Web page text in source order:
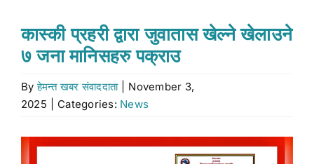
Don’t Miss
Search
कास्की प्रहरी द्वारा जुवातास खेल्ने खेलाउने
७ जना मानिसहरु पक्राउ
Byहेमन्त खबर संवाददाता
November 3,
2025
Categories: News
View